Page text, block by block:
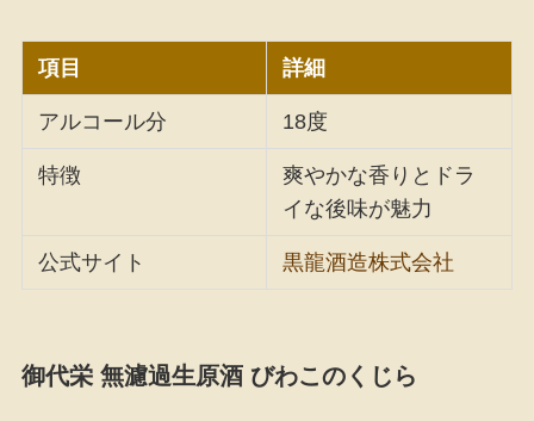
項目 詳細
アルコール分 18度
特徴
爽やかな香りとドラ
イな後味が魅力
公式サイト 黒龍酒造株式会社
御代栄 無濾過生原酒 びわこのくじら